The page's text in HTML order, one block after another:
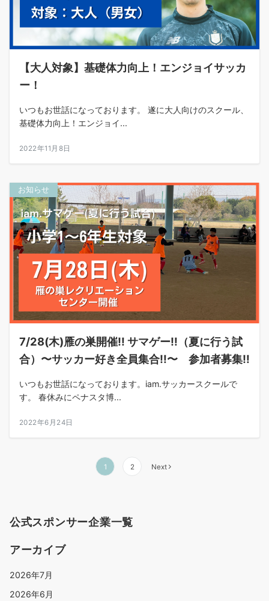
【大人対象】基礎体力向上！エンジョイサッカ
ー！
いつもお世話になっております。 遂に大人向けのスクール、
基礎体力向上！エンジョイ...
2022年11月8日
お知らせ
7/28(木)雁の巣開催‼︎ サマゲー‼︎（夏に行う試
合）〜サッカー好き全員集合‼︎〜 参加者募集‼︎
いつもお世話になっております。iam.サッカースクールで
す。 春休みにペナスタ博...
2022年6月24日
ペ
ー
ジ
送
1 2 Next
公式スポンサー企業一覧
アーカイブ
2026年7月
2026年6月